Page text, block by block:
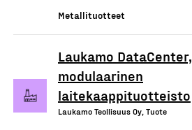
Metallituotteet
Laukamo DataCenter,
modulaarinen
laitekaappituotteisto
Laukamo Teollisuus Oy, Tuote